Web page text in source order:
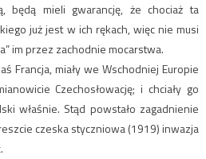
będą mieli gwarancję, że chociaż ta
już jest w ich rękach, więc nie musi
im przez zachodnie mocarstwa.
Francja, miały we Wschodniej Europie
Czechosłowację; i chciały go
właśnie. Stąd powstało zagadnienie
czeska styczniowa (1919) inwazja